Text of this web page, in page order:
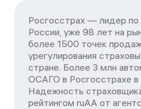
Росгосстрах — лидер
России, уже 98 лет на
более 1500 точек
урегулирования
стране. Более 3 млн
ОСАГО в Росгосстрахе в
Надежность
рейтингом ruАА от